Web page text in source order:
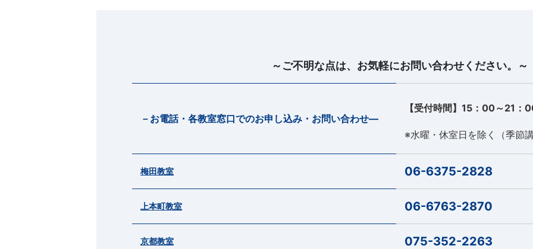
～ご不明な点は、お気軽にお問い合わせください。～
－お電話・各教室窓口でのお申し込み・お問い合わせ―
【受付時間】15：00～21：
※水曜・休室日を除く（季節
梅田教室 06-6375-2828
上本町教室 06-6763-2870
京都教室 075-352-2263